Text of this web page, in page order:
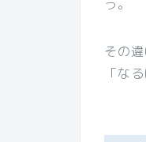
う。
その
「な